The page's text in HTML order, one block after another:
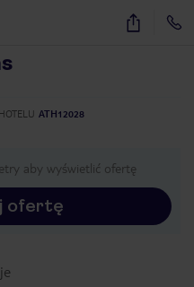
40
ATH12028
aby wyświetlić ofertę
ofertę